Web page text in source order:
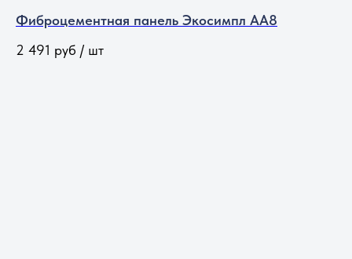
Фиброцементная панель Экосимпл АА8
2 491 руб / шт